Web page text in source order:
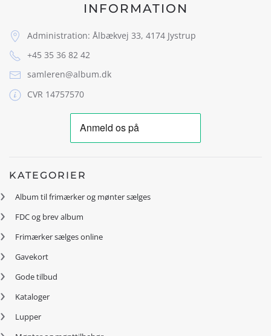
INFORMATION
Administration: Ålbækvej 33, 4174 Jystrup
+45 35 36 82 42
samleren@album.dk
CVR 14757570
KATEGORIER
Album til frimærker og mønter sælges
FDC og brev album
Frimærker sælges online
Gavekort
Gode tilbud
Kataloger
Lupper